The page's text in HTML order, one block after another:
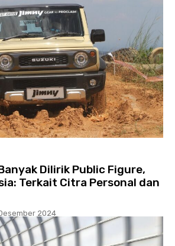
Dilirik Public Figure,
Terkait Citra Personal dan
2024